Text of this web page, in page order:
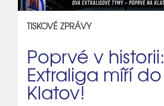
TISKOVÉ ZPRÁVY
Poprvé v historii:
Extraliga míří do
Klatov!